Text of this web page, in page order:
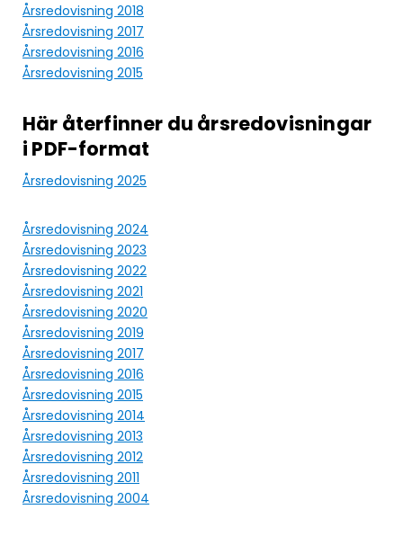
Årsredovisning 2018
Årsredovisning 2017
Årsredovisning 2016
Årsredovisning 2015
Här återfinner du årsredovisningar
i PDF-format
Årsredovisning 2025
Årsredovisning 2024
Årsredovisning 2023
Årsredovisning 2022
Årsredovisning 2021
Årsredovisning 2020
Årsredovisning 2019
Årsredovisning 2017
Årsredovisning 2016
Årsredovisning 2015
Årsredovisning 2014
Årsredovisning 2013
Årsredovisning 2012
Årsredovisning 2011
Årsredovisning 2004